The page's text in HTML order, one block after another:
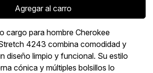
Agregar al carro
cargo para hombre Cherokee
4243 combina comodidad y
diseño limpio y funcional. Su estilo
cónica y múltiples bolsillos lo